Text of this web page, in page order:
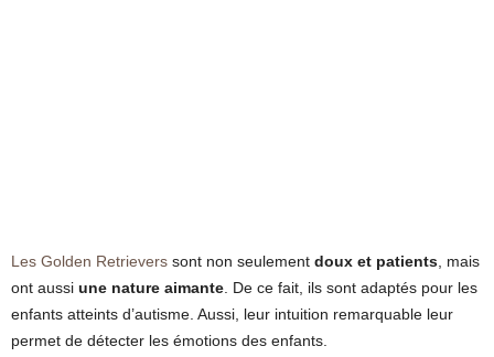
Les Golden Retrievers sont non seulement doux et patients , mais
ont aussi une nature aimante . De ce fait, ils sont adaptés pour les
enfants atteints d’autisme. Aussi, leur intuition remarquable leur
permet de détecter les émotions des enfants.